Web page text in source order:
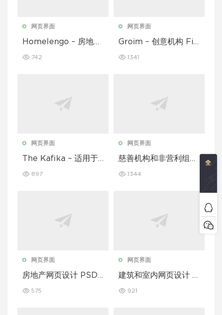
网页界面
Homelengo – 房地产
742
网页界面
Groim – 创意机构 Fig
1341
网页界面
The Kafika – 适用于
a 模板
897
网页界面
慈善机构和非营利组织
1344
网页界面
房地产网页设计 PSD
575
网页界面
建筑和室内网页设计 P
921